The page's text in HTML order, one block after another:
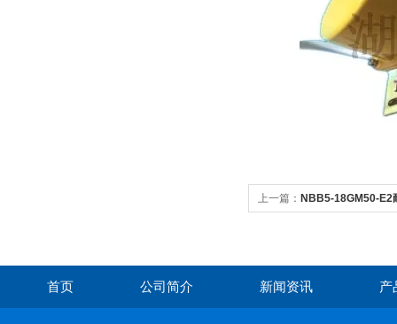
上一篇： NBB5-18GM50-E2
首页 公司简介 新闻资讯 产